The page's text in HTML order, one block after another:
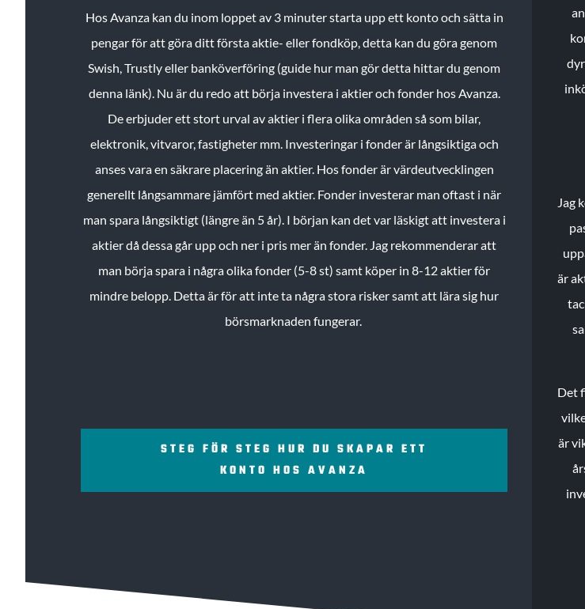
Hos Avanza kan du inom loppet av 3 minuter starta upp ett konto och sätta in
pengar för att göra ditt första aktie- eller fondköp, detta kan du göra genom
Swish, Trustly eller banköverföring (guide hur man gör detta hittar du genom
denna länk). Nu är du redo att börja investera i aktier och fonder hos Avanza.
De erbjuder ett stort urval av aktier i flera olika områden så som bilar,
elektronik, vitvaror, fastigheter mm. Investeringar i fonder är långsiktiga och
anses vara en säkrare placering än aktier. Hos fonder är värdeutvecklingen
generellt långsammare jämfört med aktier. Fonder investerar man oftast i när
man spara långsiktigt (längre än 5 år). I början kan det var läskigt att investera i
aktier då dessa går upp och ner i pris mer än fonder. Jag rekommenderar att
man börja spara i några olika fonder (5-8 st) samt köper in 8-12 aktier för
mindre belopp. Detta är för att inte ta några stora risker samt att lära sig hur
börsmarknaden fungerar.
STEG FÖR STEG HUR DU SKAPAR ETT
KONTO HOS AVANZA
Jag
är
Det
är